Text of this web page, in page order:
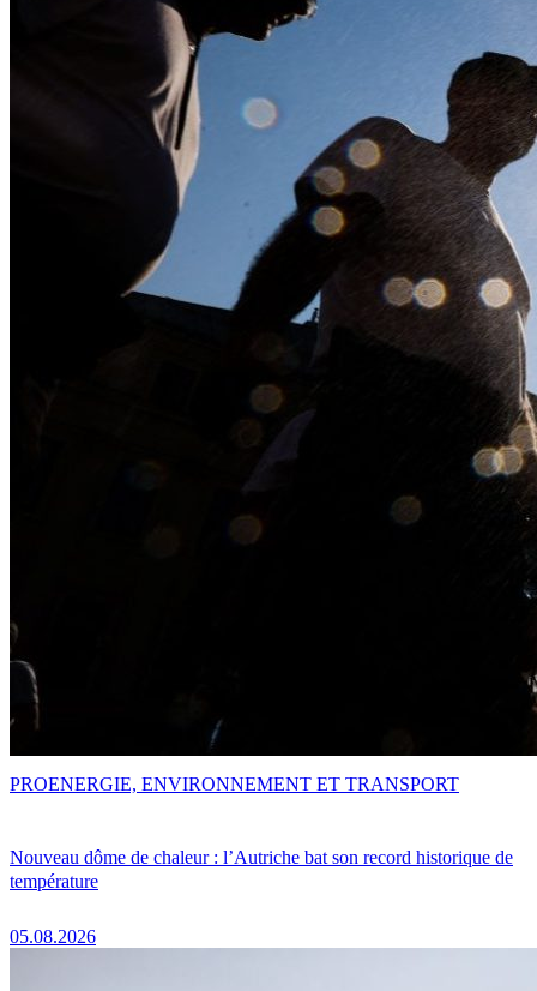
Nouveau dôme de chaleur : l’Autriche bat son record historique de
température
05.08.2026
PROENERGIE, ENVIRONNEMENT ET TRANSPORT